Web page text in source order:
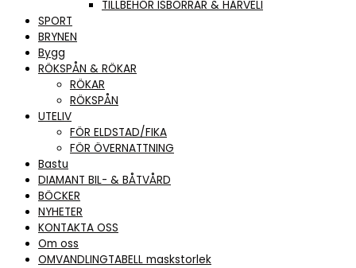
TILLBEHÖR ISBORRAR & HÄRVELI
SPORT
BRYNEN
Bygg
RÖKSPÅN & RÖKAR
RÖKAR
RÖKSPÅN
UTELIV
FÖR ELDSTAD/FIKA
FÖR ÖVERNATTNING
Bastu
DIAMANT BIL- & BÅTVÅRD
BÖCKER
NYHETER
KONTAKTA OSS
Om oss
OMVANDLINGTABELL maskstorlek